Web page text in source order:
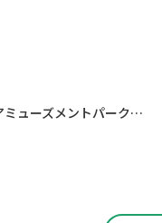
SAP（サンケイアミューズメントパーク）では